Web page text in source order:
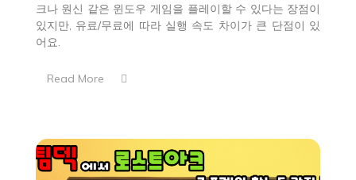
크나 원신 같은 윈도우 게임을 플레이할 수 있다는 장점이
있지만, 유료/무료에 따라 실행 속도 차이가 큰 단점이 있
어요.
Read More